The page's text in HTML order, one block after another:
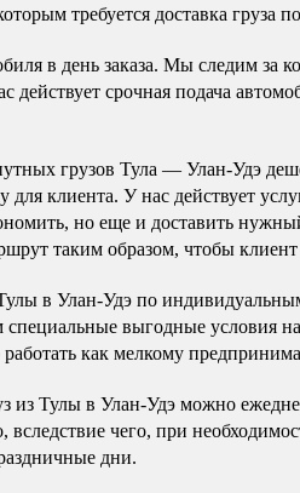
требуется доставка груза
в день заказа. Мы следим за
действует срочная подача
грузов Тула — Улан-Удэ
для клиента. У нас действует
но еще и доставить
таким образом, чтобы клиент
в Улан-Удэ по
специальные выгодные условия
как мелкому
из Тулы в Улан-Удэ можно
вследствие чего, при
дни.